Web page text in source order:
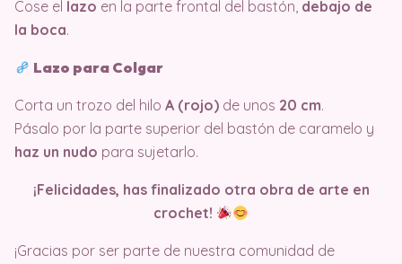
Cose el lazo en la parte frontal del bastón, debajo de
la boca.
Lazo para Colgar
Corta un trozo del hilo A (rojo) de unos 20 cm.
Pásalo por la parte superior del bastón de caramelo y
haz un nudo para sujetarlo.
¡Felicidades, has finalizado otra obra de arte en
crochet!
¡Gracias por ser parte de nuestra comunidad de